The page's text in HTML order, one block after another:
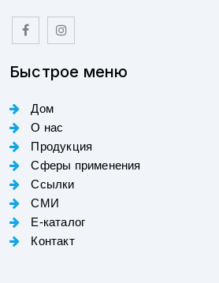
Быстрое меню
Дом
О нас
Продукция
Сферы применения
Ссылки
СМИ
E-каталог
Контакт